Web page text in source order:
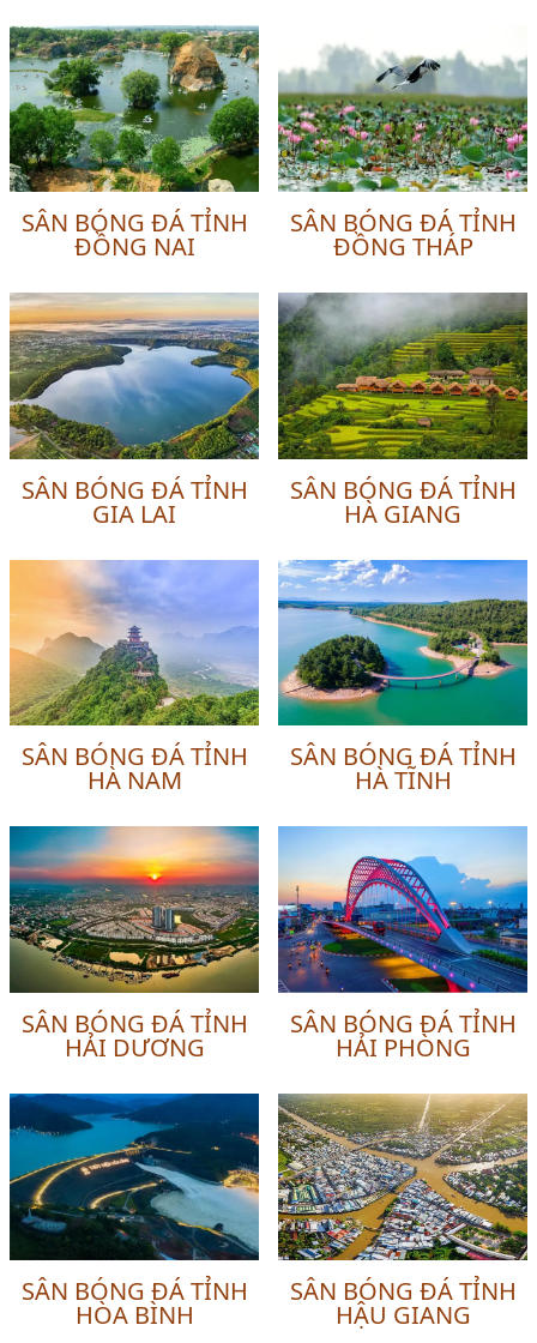
SÂN BÓNG ĐÁ TỈNH
ĐỒNG NAI
SÂN BÓNG ĐÁ TỈNH
ĐỒNG THÁP
SÂN BÓNG ĐÁ TỈNH
GIA LAI
SÂN BÓNG ĐÁ TỈNH
HÀ GIANG
SÂN BÓNG ĐÁ TỈNH
HÀ NAM
SÂN BÓNG ĐÁ TỈNH
HÀ TĨNH
SÂN BÓNG ĐÁ TỈNH
HẢI DƯƠNG
SÂN BÓNG ĐÁ TỈNH
HẢI PHÒNG
SÂN BÓNG ĐÁ TỈNH
HÒA BÌNH
SÂN BÓNG ĐÁ TỈNH
HẬU GIANG